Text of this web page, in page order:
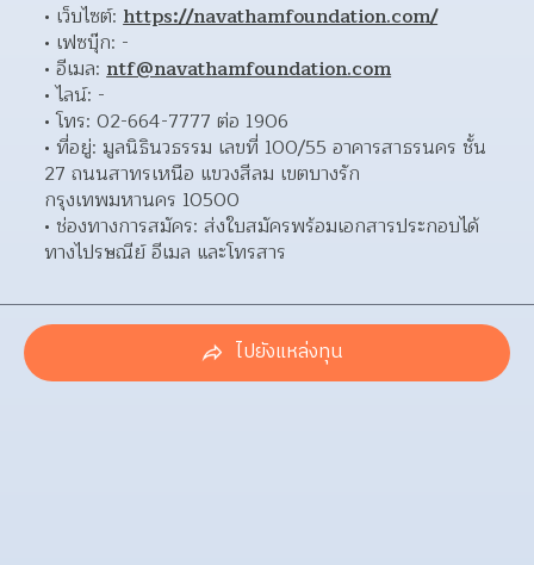
เว็บไซต์: https://navathamfoundation.com/
เฟซบุ๊ก: -
อีเมล: ntf@navathamfoundation.com
ไลน์: -
โทร: 02-664-7777 ต่อ 1906
ที่อยู่: มูลนิธินวธรรม เลขที่ 100/55 อาคารสาธรนคร ชั้น
27 ถนนสาทรเหนือ แขวงสีลม เขตบางรัก
กรุงเทพมหานคร 10500
ช่องทางการสมัคร: ส่งใบสมัครพร้อมเอกสารประกอบได้
ทางไปรษณีย์ อีเมล และโทรสาร
ไปยังแหล่งทุน